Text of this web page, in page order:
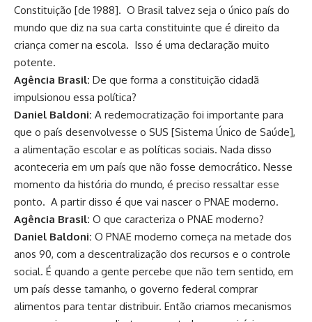
Constituição [de 1988]. O Brasil talvez seja o único país do
mundo que diz na sua carta constituinte que é direito da
criança comer na escola. Isso é uma declaração muito
potente.
Agência Brasil: De que forma a constituição cidadã
impulsionou essa política?
Daniel Baldoni: A redemocratização foi importante para
que o país desenvolvesse o SUS [Sistema Único de Saúde],
a alimentação escolar e as políticas sociais. Nada disso
aconteceria em um país que não fosse democrático. Nesse
momento da história do mundo, é preciso ressaltar esse
ponto. A partir disso é que vai nascer o PNAE moderno.
Agência Brasil: O que caracteriza o PNAE moderno?
Daniel Baldoni: O PNAE moderno começa na metade dos
anos 90, com a descentralização dos recursos e o controle
social. É quando a gente percebe que não tem sentido, em
um país desse tamanho, o governo federal comprar
alimentos para tentar distribuir. Então criamos mecanismos